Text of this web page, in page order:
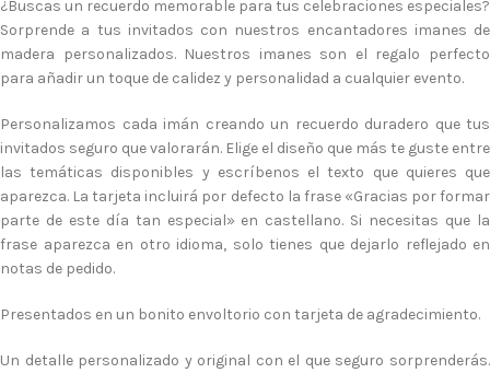
¿Buscas un recuerdo memorable para tus celebraciones especiales?
Sorprende a tus invitados con nuestros encantadores imanes de
madera personalizados. Nuestros imanes son el regalo perfecto
para añadir un toque de calidez y personalidad a cualquier evento.
Personalizamos cada imán creando un recuerdo duradero que tus
invitados seguro que valorarán. Elige el diseño que más te guste entre
las temáticas disponibles y escríbenos el texto que quieres que
aparezca. La tarjeta incluirá por defecto la frase «Gracias por formar
parte de este día tan especial» en castellano. Si necesitas que la
frase aparezca en otro idioma, solo tienes que dejarlo reflejado en
notas de pedido.
Presentados en un bonito envoltorio con tarjeta de agradecimiento.
Un detalle personalizado y original con el que seguro sorprenderás.